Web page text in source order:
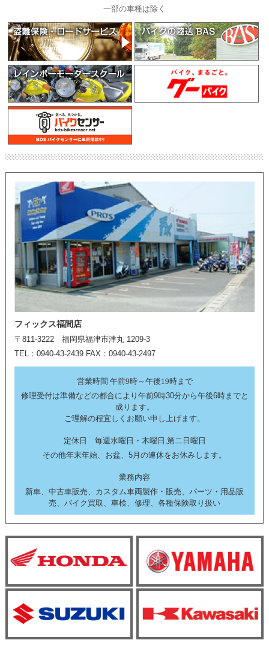
一部の車種は除く
フィックス福間店
〒811-3222 福岡県福津市津丸 1209-3
TEL：0940-43-2439 FAX：0940-43-2497
営業時間 午前9時～午後19時まで
修理受付は準備などの都合により午前9時30分から午後6時までと
成ります。
ご理解の程宜しくお願い申し上げます。
定休日 毎週水曜日・木曜日,第二日曜日
その他年末年始、お盆、5月の連休をお休みします。
業務内容
新車、中古車販売、カスタム車両製作・販売、パーツ・用品販
売、バイク買取、車検、修理、各種保険取り扱い